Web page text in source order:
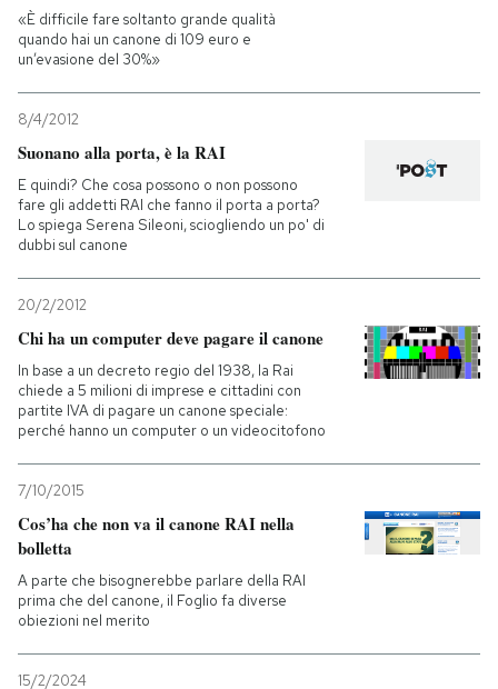
«È difficile fare soltanto grande qualità
quando hai un canone di 109 euro e
un’evasione del 30%»
8/4/2012
Suonano alla porta, è la RAI
E quindi? Che cosa possono o non possono
fare gli addetti RAI che fanno il porta a porta?
Lo spiega Serena Sileoni, sciogliendo un po' di
dubbi sul canone
20/2/2012
Chi ha un computer deve pagare il canone
In base a un decreto regio del 1938, la Rai
chiede a 5 milioni di imprese e cittadini con
partite IVA di pagare un canone speciale:
perché hanno un computer o un videocitofono
7/10/2015
Cos’ha che non va il canone RAI nella
bolletta
A parte che bisognerebbe parlare della RAI
prima che del canone, il Foglio fa diverse
obiezioni nel merito
15/2/2024